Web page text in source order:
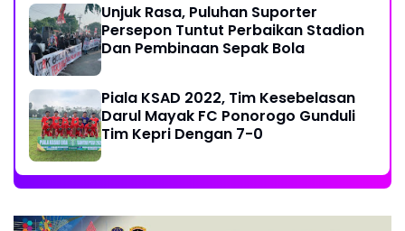
Unjuk Rasa, Puluhan Suporter
Persepon Tuntut Perbaikan Stadion
Dan Pembinaan Sepak Bola
Piala KSAD 2022, Tim Kesebelasan
Darul Mayak FC Ponorogo Gunduli
Tim Kepri Dengan 7-0